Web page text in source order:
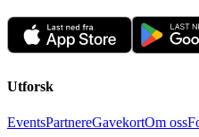
Utforsk
EventsPartnereGavekortOm oss